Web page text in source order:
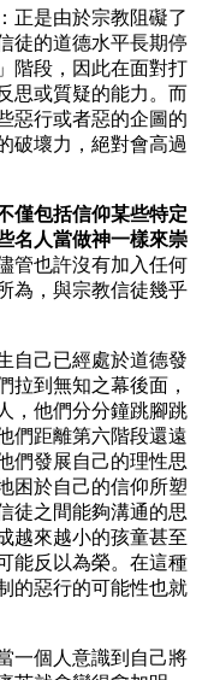
正是由於宗教阻礙了
徒的道德水平長期停
階段，因此在面對打
思或質疑的能力。而
惡行或者惡的企圖的
破壞力，絕對會高過
僅包括信仰某些特定
名人當做神一樣來崇
管也許沒有加入任何
為，與宗教信徒幾乎
自己已經處於道德發
拉到無知之幕後面，
，他們分分鐘跳腳跳
們距離第六階段還遠
們發展自己的理性思
困於自己的信仰所塑
徒之間能夠溝通的思
越來越小的孩童甚至
能反以為榮。在這種
的惡行的可能性也就
一個人意識到自己將